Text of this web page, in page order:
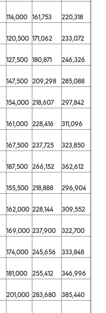
114,000 161,753
220,318
120,500 171,062
233,072
127,500 180,871
246,326
147,500 209,298
285,088
154,000 218,607
297,842
161,000 228,416
311,096
167,500 237,725
323,850
187,500 266,152
362,612
155,500 218,888
296,904
162,000 228,144
309,552
169,000 237,900
322,700
174,000 245,656
333,848
181,000 255,412
346,996
201,000 283,680
385,440